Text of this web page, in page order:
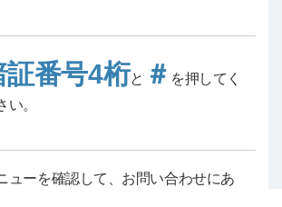
証番号4桁と ＃ を押してく
い。
ューを確認して、お問い合わせにあ